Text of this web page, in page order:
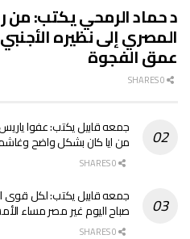
د حماد الرمحي يكتب: من
المصري إلى نظيره
عمق الفجوة
جمعه قابيل يكتب: عفوا ياريس
من ايا كان بشكل واضح
جمعه قابيل يكتب: لكل قوى
صباح اليوم غير مصر مساء